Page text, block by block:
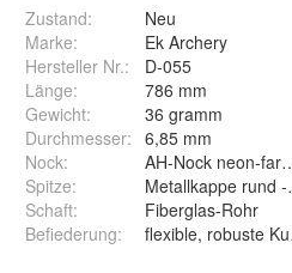
Zustand:
Neu
Marke:
Ek Archery
Hersteller Nr.:
D-055
Länge:
786 mm
Gewicht:
36 gramm
Durchmesser: 6,85 mm
Nock:
AH-Nock neon-
Spitze:
Metallkappe rund -
Schaft:
Fiberglas-Rohr
Befiederung: flexible, robuste